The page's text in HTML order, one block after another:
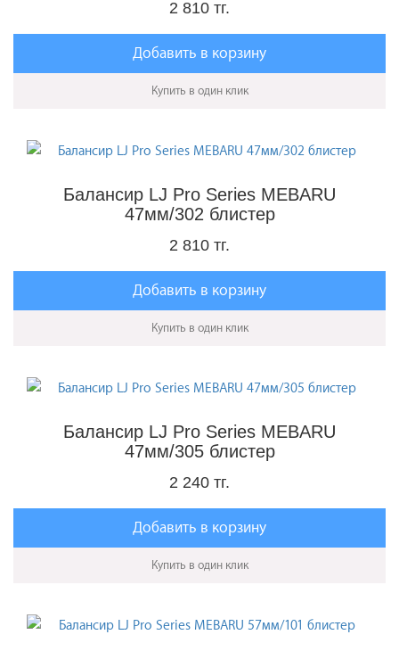
2 810 тг.
Добавить в корзину
Купить в один клик
Балансир LJ Pro Series MEBARU
47мм/302 блистер
2 810 тг.
Добавить в корзину
Купить в один клик
Балансир LJ Pro Series MEBARU
47мм/305 блистер
2 240 тг.
Добавить в корзину
Купить в один клик